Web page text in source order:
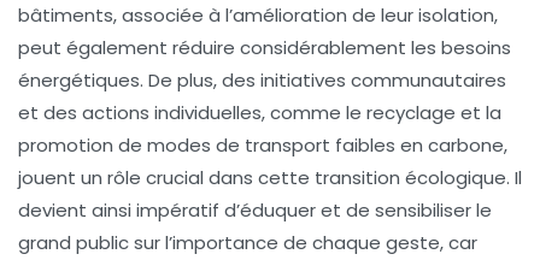
bâtiments, associée à l’amélioration de leurisolation,
peut également réduire considérablement les besoins
énergétiques. De plus, des initiatives communautaires
et des actions individuelles, comme le recyclage et la
promotion de modes de transport faibles en carbone,
jouent un rôle crucial dans cette transition écologique. Il
devient ainsi impératif d’éduquer et de sensibiliser le
grand public sur l’importance de chaque geste, car